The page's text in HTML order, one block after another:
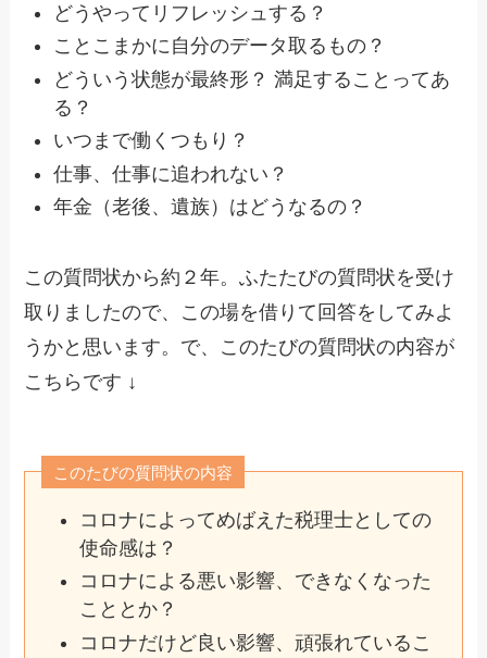
どうやってリフレッシュする？
ことこまかに自分のデータ取るもの？
どういう状態が最終形？ 満足することってあ
る？
いつまで働くつもり？
仕事、仕事に追われない？
年金（老後、遺族）はどうなるの？
この質問状から約２年。ふたたびの質問状を受け
取りましたので、この場を借りて回答をしてみよ
うかと思います。で、このたびの質問状の内容が
こちらです ↓
このたびの質問状の内容
コロナによってめばえた税理士としての
使命感は？
コロナによる悪い影響、できなくなった
こととか？
コロナだけど良い影響、頑張れているこ